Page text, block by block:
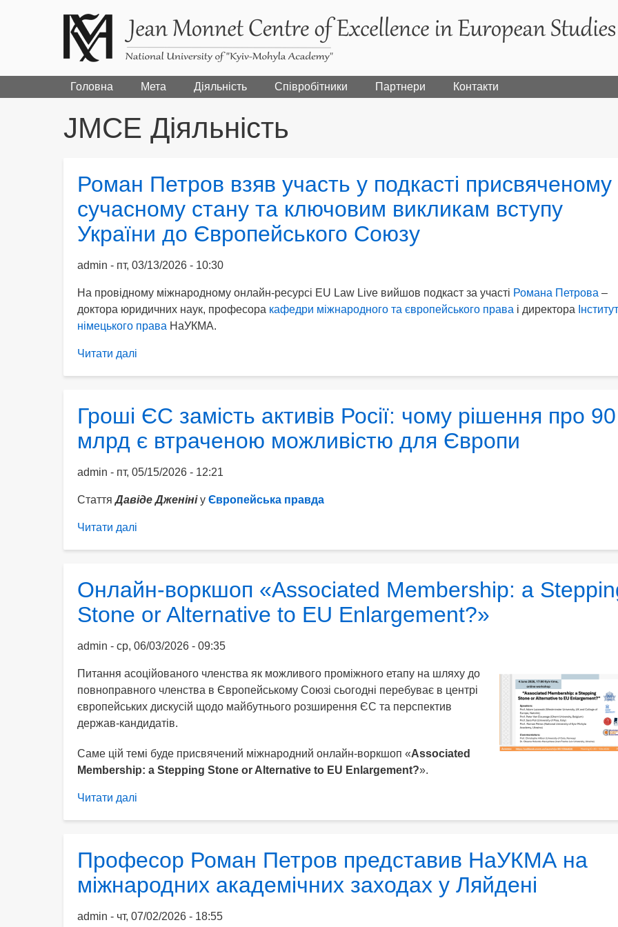
Головна Мета Діяльність Співробітники Партнери Контакти
JMCE Діяльність
Роман Петров взяв участь у подкасті присвяченому
сучасному стану та ключовим викликам вступу
України до Європейського Союзу
admin пт, 03/13/2026 - 10:30
На провідному міжнародному онлайн-ресурсі EU Law Live вийшов подкаст за участі Романа Петрова –
доктора юридичних наук, професора кафедри міжнародного та європейського права і директора
німецького права НаУКМА.
Читати далі
участь
у
подкасті
присвяченому
стану
викликам
України
Європейського
Гроші ЄС замість активів Росії: чому рішення про 90
млрд є втраченою можливістю для Європи
admin пт, 05/15/2026 - 12:21
СтаттяДавіде Дженініу Європейська правда
Читати далі
активів
Росії:
рішення
90
млрд
є
втраченою
для
Європи
Онлайн-воркшоп «Associated Membership: a
Stone or Alternative to EU Enlargement?»
admin ср, 06/03/2026 - 09:35
Питання асоційованого членства як можливого проміжного етапу на шляху до
повноправного членства в Європейському Союзі сьогодні перебуває в центрі
європейських дискусій щодо майбутнього розширення ЄС та перспектив
держав-кандидатів.
Саме цій темі буде присвячений міжнародний онлайн-воркшоп «Associated
Membership: a Stepping Stone or Alternative to EU Enlargement?».
Читати далі
Membership:
a
Stepping
Stone
Професор Роман Петров представив НаУКМА на
міжнародних академічних заходах у Ляйдені
admin чт, 07/02/2026 - 18:55